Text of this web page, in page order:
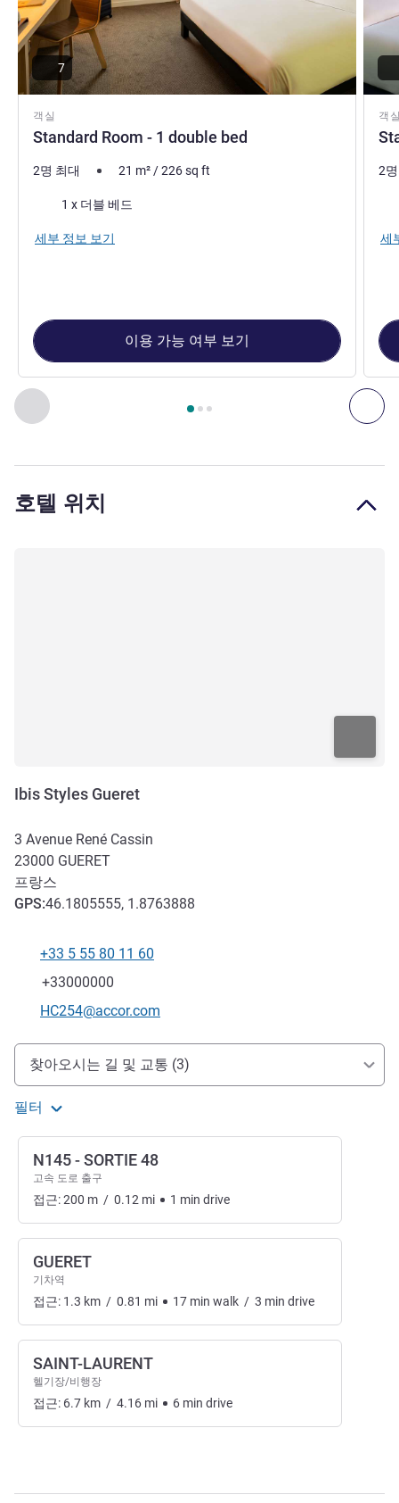
이전 - 객실 다
3/ 페이지 , 객실 1 : Standard Room - 1 double bed , 객실 2 :
객실
Standard Room - 1 double bed
7
2명 최대 21 m²/226sq ft
1 x 더블 베드
세부 정보 보기
이용 가능 여부 보기
객
2
세
호텔 위치
Ibis Styles Gueret
3 Avenue René Cassin
23000 GUERET
프랑스
GPS:46.1805555, 1.8763888
전화
+33 5 55 80 11 60
팩스
+33000000
E-mail
HC254@accor.com
호텔 접근 및 교통
찾아오시는 길 및 교통 (3)
필터
N145 - SORTIE 48
고속 도로 출구
접근:200 m / 0.12 mi 1 min drive
GUERET
기차역
접근: 1.3 km / 0.81 mi 17 min walk / 3 min drive
SAINT-LAURENT
헬기장/비행장
접근: 6.7 km / 4.16 mi 6 min drive